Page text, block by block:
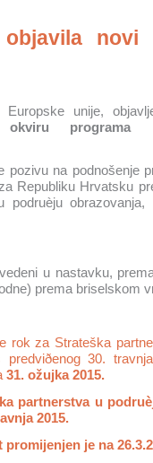
novi
Europske unije,
programa
pozivu na podnošenje
Republiku Hrvatsku
obrazovanja,
u nastavku,
prema briselskom
rok za Strateška
predviðenog 30.
31. ožujka 2015.
partnerstva u
2015.
je na